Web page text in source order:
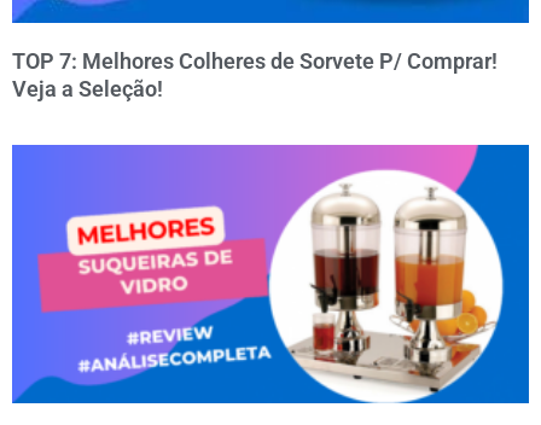
TOP 7: Melhores Colheres de Sorvete P/ Comprar!
Veja a Seleção!